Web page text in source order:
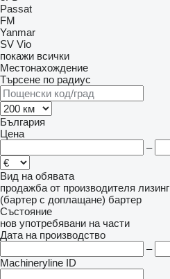
Passat
FM
Yanmar
SV Vio
покажи всички
Местонахождение
Търсене по радиус
България
Цена
–
Вид на обявата
продажба от производителя лизинг
(бартер с доплащане) бартер
Състояние
нов употребявани на части
Дата на производство
–
Machineryline ID